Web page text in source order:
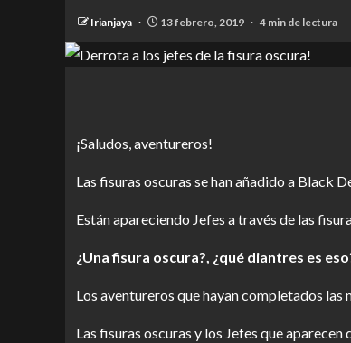
Irianjaya 13 febrero, 2019 4 min de lectura
¡Saludos, aventureros!
Las fisuras oscuras se han añadido a Black
Están apareciendo Jefes a través de las
¿Una fisura oscura?, ¿qué diantres es
Los aventureros que hayan completados las
Las fisuras oscuras y los Jefes que aparecen